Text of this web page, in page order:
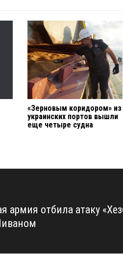
«Зерновым коридором» из
украинских портов вышли
еще четыре судна
армия отбила атаку